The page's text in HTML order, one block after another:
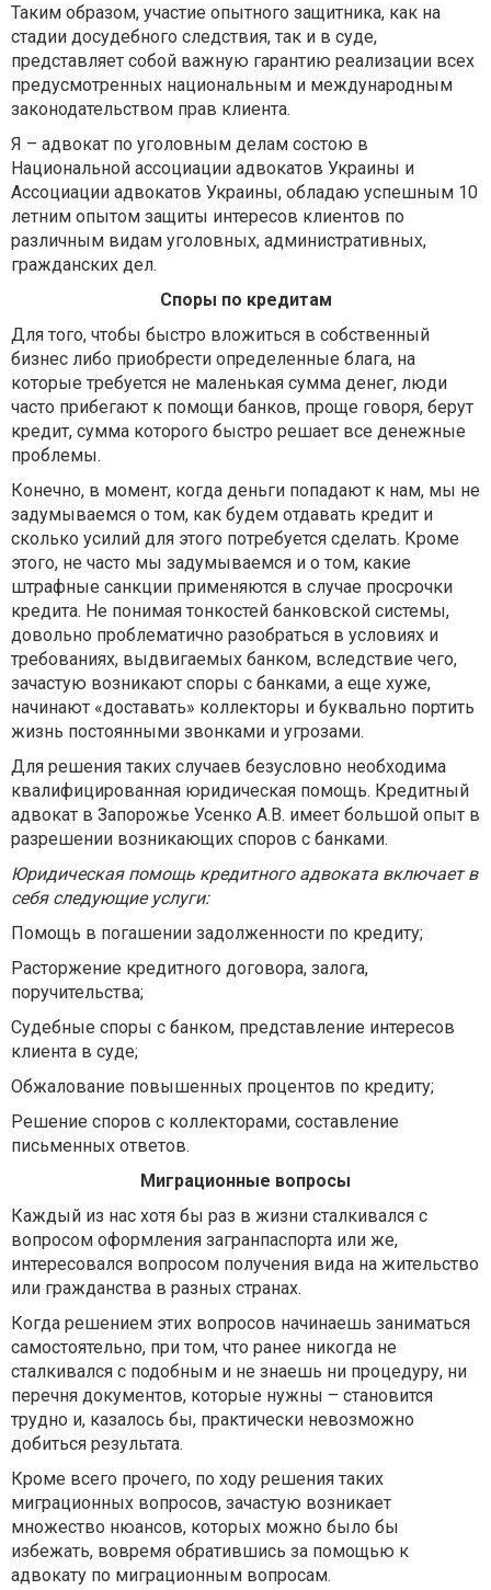
Таким образом, участие опытного защитника, как на
стадии досудебного следствия, так и в суде,
представляет собой важную гарантию реализации всех
предусмотренных национальным и международным
законодательством прав клиента.
Я – адвокат по уголовным делам состою в
Национальной ассоциации адвокатов Украины и
Ассоциации адвокатов Украины, обладаю успешным 10
летним опытом защиты интересов клиентов по
различным видам уголовных, административных,
гражданских дел.
Споры по кредитам
Для того, чтобы быстро вложиться в собственный
бизнес либо приобрести определенные блага, на
которые требуется не маленькая сумма денег, люди
часто прибегают к помощи банков, проще говоря, берут
кредит, сумма которого быстро решает все денежные
проблемы.
Конечно, в момент, когда деньги попадают к нам, мы не
задумываемся о том, как будем отдавать кредит и
сколько усилий для этого потребуется сделать. Кроме
этого, не часто мы задумываемся и о том, какие
штрафные санкции применяются в случае просрочки
кредита. Не понимая тонкостей банковской системы,
довольно проблематично разобраться в условиях и
требованиях, выдвигаемых банком, вследствие чего,
зачастую возникают споры с банками, а еще хуже,
начинают «доставать» коллекторы и буквально портить
жизнь постоянными звонками и угрозами.
Для решения таких случаев безусловно необходима
квалифицированная юридическая помощь. Кредитный
адвокат в Запорожье Усенко А.В. имеет большой опыт в
разрешении возникающих споров с банками.
Юридическая помощь кредитного адвоката включает в
себя следующие услуги:
Помощь в погашении задолженности по кредиту;
Расторжение кредитного договора, залога,
поручительства;
Судебные споры с банком, представление интересов
клиента в суде;
Обжалование повышенных процентов по кредиту;
Решение споров с коллекторами, составление
письменных ответов.
Миграционные вопросы
Каждый из нас хотя бы раз в жизни сталкивался с
вопросом оформления загранпаспорта или же,
интересовался вопросом получения вида на жительство
или гражданства в разных странах.
Когда решением этих вопросов начинаешь заниматься
самостоятельно, при том, что ранее никогда не
сталкивался с подобным и не знаешь ни процедуру, ни
перечня документов, которые нужны – становится
трудно и, казалось бы, практически невозможно
добиться результата.
Кроме всего прочего, по ходу решения таких
миграционных вопросов, зачастую возникает
множество нюансов, которых можно было бы
избежать, вовремя обратившись за помощью к
адвокату по миграционным вопросам.